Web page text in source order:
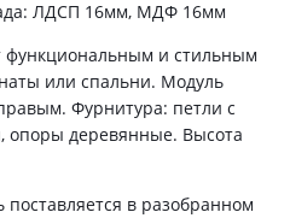
ЛДСП 16мм, МДФ 16мм
функциональным и стильным
или спальни. Модуль
Фурнитура: петли с
опоры деревянные. Высота
поставляется в разобранном